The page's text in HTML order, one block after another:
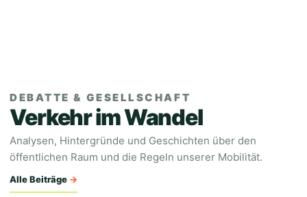
DEBATTE & GESELLSCHAFT
Verkehr im Wandel
Analysen, Hintergründe und Geschichten über den
öffentlichen Raum und die Regeln unserer Mobilität.
Alle Beiträge